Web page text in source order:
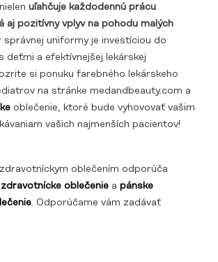
uľahčuje každodennú prácu
aj pozitívny vplyv na pohodu malých
správnej uniformy je investíciou do
deťmi a efektívnejšej lekárskej
si ponuku farebného lekárskeho
na stránke medandbeauty.com a
oblečenie, ktoré bude vyhovovať vašim
vašich najmenších pacientov!
oblečením odporúča
oblečenie a pánske
. Odporúčame vám zadávať